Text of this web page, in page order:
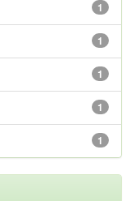
1
1
1
1
1